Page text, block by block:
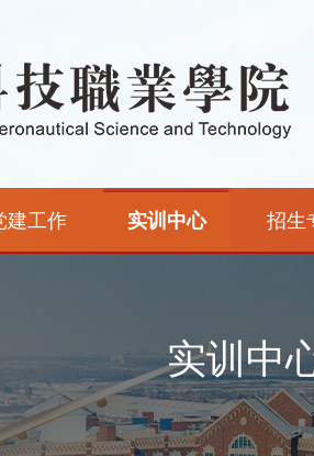
建工作 实训中心 招生
实训中